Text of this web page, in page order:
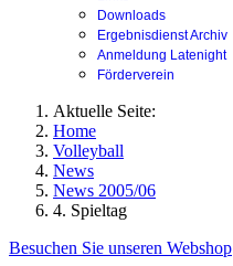
Downloads
Ergebnisdienst Archiv
Anmeldung Latenight
Förderverein
Aktuelle Seite:
Home
Volleyball
News
News 2005/06
4. Spieltag
Besuchen Sie unseren Webshop